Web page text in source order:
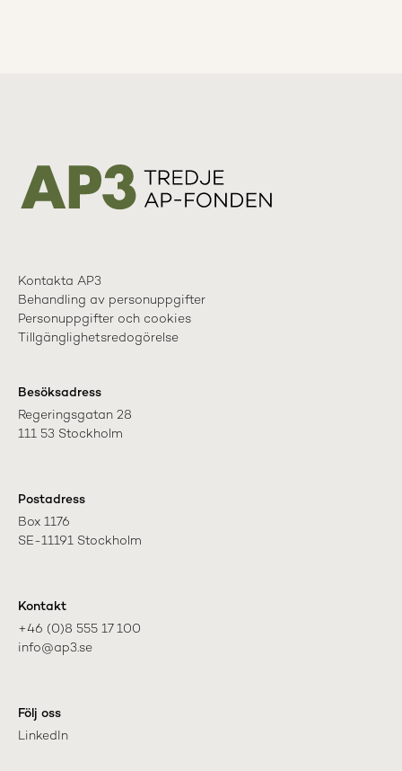
Kontakta AP3
Behandling av personuppgifter
Personuppgifter och cookies
Tillgänglighetsredogörelse
Besöksadress
Regeringsgatan 28
111 53 Stockholm
Postadress
Box 1176
SE-11191 Stockholm
Kontakt
+46 (0)8 555 17 100
info@ap3.se
Följ oss
LinkedIn